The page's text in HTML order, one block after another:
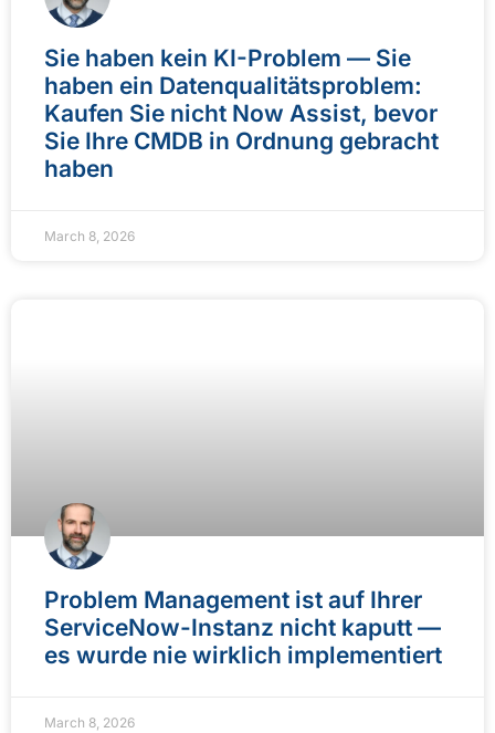
Sie haben kein KI-Problem — Sie
haben ein Datenqualitätsproblem:
Kaufen Sie nicht Now Assist, bevor
Sie Ihre CMDB in Ordnung gebracht
haben
March 8, 2026
Problem Management ist auf Ihrer
ServiceNow-Instanz nicht kaputt —
es wurde nie wirklich implementiert
March 8, 2026